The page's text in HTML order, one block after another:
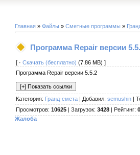
Главная » Файлы » Сметные программы »
Программа Repair версии
[ · Скачать (бесплатно) (7.86 MB) ]
Программа Repair версии 5.5.2
Категория: Гранд-смета | Добавил: semushin |
Просмотров: 10625 | Загрузок: 3428 | Рейтинг:
Жалоба